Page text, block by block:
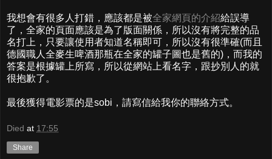
我想會有很多人打錯，應該都是被全家網頁的介紹給誤導
了，全家的頁面應該是為了版面關係，所以沒有將完整的品
名打上，只要讓使用者知道名稱即可，所以沒有很準確(而且
德國職人全麥生啤酒那瓶在全家的罐子圖也是舊的)，而我的
答案是根據罐上所寫，所以從網站上看名字，跟抄別人的就
很抱歉了。
最後獲得電影票的是sobi，請寫信給我你的聯絡方式。
Died at 17:55
Share